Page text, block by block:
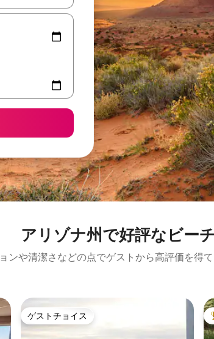
アリゾナ州で好評なビー
ンや清潔さなどの点でゲストから高評価を得
ゲストチョイス
ゲストチョイス